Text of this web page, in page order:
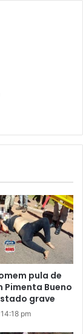
pula de
Pimenta Bueno
grave
pm